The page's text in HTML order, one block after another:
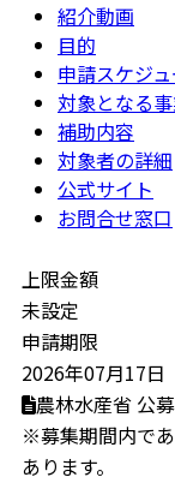
紹介動画
目的
申請スケジ
対象となる
補助内容
対象者の詳細
公式サイト
お問合せ窓口
上限金額
未設定
申請期限
2026年07月17日
農林水産省 公
※募集期間内で
あります。